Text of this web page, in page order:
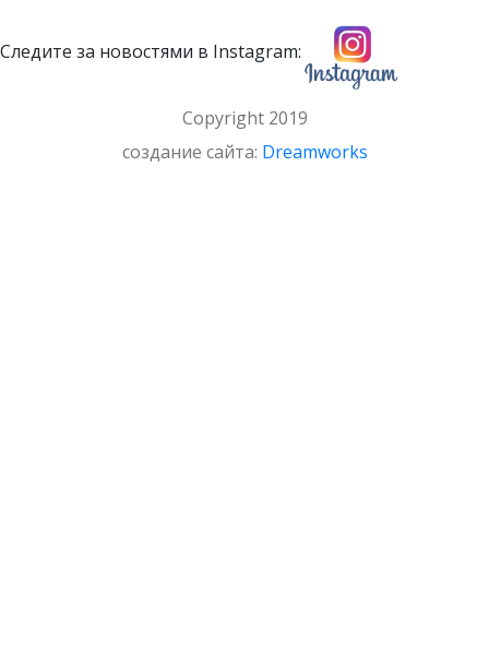
Copyright 2019
cоздание сайта: Dreamworks
Следите за новостями в Instagram: